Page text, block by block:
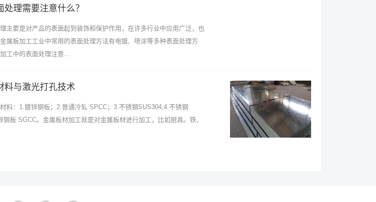
理需要注意什么？
主要是对产品的表面起到装饰和保护作用，在许多行业中应用广泛，也
属板加工工业中常用的表面处理方法有电镀、喷涂等多种表面处理方
工中的表面处理注意...
料与激光打孔技术
料：1.镀锌钢板；2.普通冷轧 SPCC；3.不锈钢SUS304,4.不锈钢
钢板 SGCC。金属板材加工就是对金属板材进行加工，比如厨具。铁、